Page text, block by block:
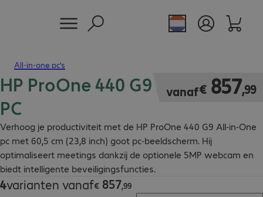
All-in-one pc’s
HP ProOne 440 G9 All-in-One
PC
Verhoog je productiviteit met de HP ProOne 440 G9 All-in-One
pc met 60,5 cm (23,8 inch) goot pc-beeldscherm. Hij
optimaliseert meetings dankzij de optionele 5MP webcam en
biedt intelligente beveiligingsfuncties.
vanaf€ 857,99
€ 857,99
4varianten vanaf€ 857,99
€ 857,99